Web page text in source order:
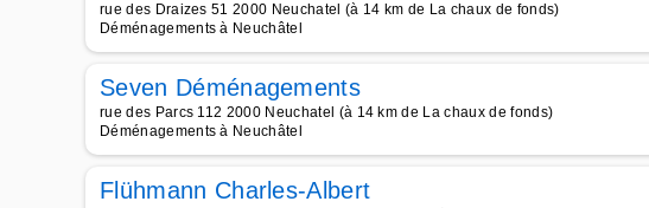
rue des Draizes 51 2000 Neuchatel (à 14 km de La chaux de fonds)
Déménagements à Neuchâtel
Seven Déménagements
rue des Parcs 112 2000 Neuchatel (à 14 km de La chaux de fonds)
Déménagements à Neuchâtel
Flühmann Charles-Albert